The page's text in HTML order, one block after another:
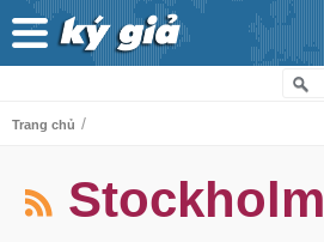
Trang chủ /
Stockholm